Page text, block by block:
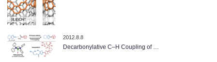
2012.8.8
Decarbonylative C–H Coupling of …